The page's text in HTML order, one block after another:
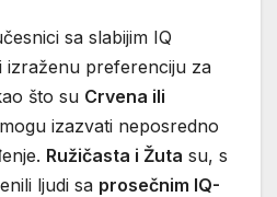
sa slabijim IQ
izraženu preferenciju za
što su Crvena ili
izazvati neposredno
Ružičasta i Žuta su, s
ljudi sa prosečnim IQ-